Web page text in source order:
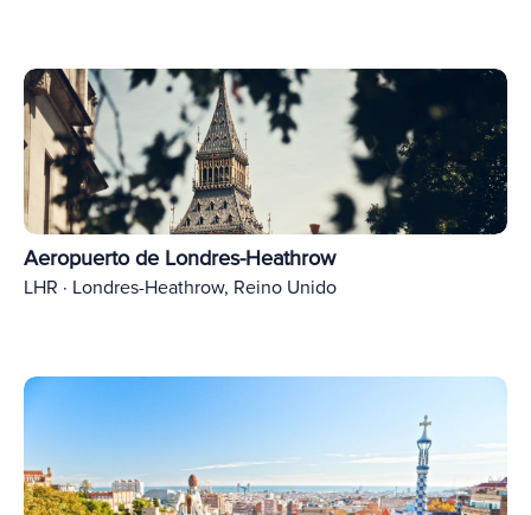
Aeropuerto de Londres-Heathrow
LHR · Londres-Heathrow, Reino Unido